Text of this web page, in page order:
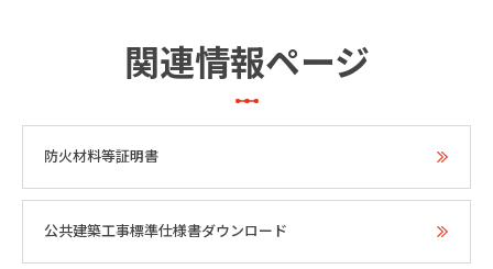
関連情報ページ
防火材料等証明書
公共建築工事標準仕様書ダウンロード